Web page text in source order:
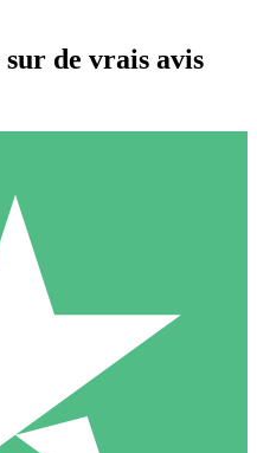
Individuels
de téléchargement. Sans
10 00
de vrais avis